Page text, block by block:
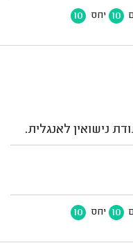
10 יחס 10
נישואין לאנגלית.
10 יחס 10